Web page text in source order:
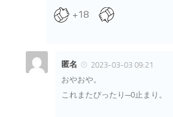
+18
匿名
2023-03-03 09:21
おやおや。
これまたぴったり─0止まり。